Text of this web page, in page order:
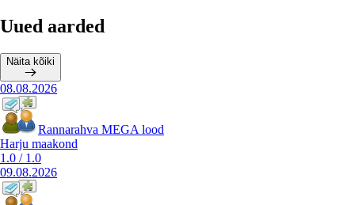
Uued aarded
Näita kõiki
08.08.2026
Rannarahva MEGA lood
Harju maakond
1.0 / 1.0
09.08.2026